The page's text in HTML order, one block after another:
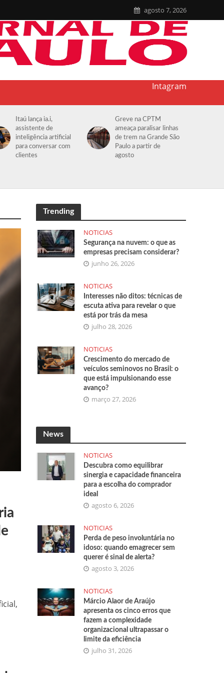
agosto 7, 2026
Intagram
Itaú lança ia.i,
assistente de
inteligência artificial
para conversar com
clientes
Greve na CPTM
ameaça paralisar linhas
de trem na Grande São
Paulo a partir de
agosto
Trending
NOTICIAS
Segurança na nuvem: o que as
empresas precisam considerar?
junho 26, 2026
NOTICIAS
Interesses não ditos: técnicas de
escuta ativa para revelar o que
está por trás da mesa
julho 28, 2026
NOTICIAS
Crescimento do mercado de
veículos seminovos no Brasil: o
que está impulsionando esse
avanço?
março 27, 2026
News
NOTICIAS
Descubra como equilibrar
sinergia e capacidade financeira
para a escolha do comprador
ideal
agosto 6, 2026
NOTICIAS
Perda de peso involuntária no
idoso: quando emagrecer sem
querer é sinal de alerta?
agosto 3, 2026
NOTICIAS
Márcio Alaor de Araújo
apresenta os cinco erros que
fazem a complexidade
organizacional ultrapassar o
limite da eficiência
julho 31, 2026